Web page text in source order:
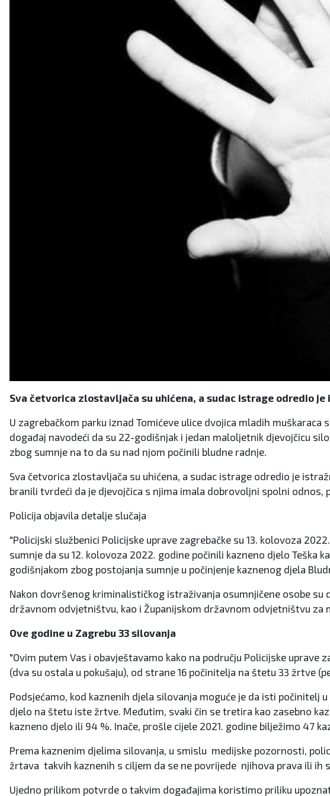
Sva četvorica zlostavljača su uhićena, a sudac istrage odredio
U zagrebačkom parku iznad Tomićeve ulice dvojica mladih
događaj navodeći da su 22-godišnjak i jedan maloljetnik djevojčicu
zbog sumnje na to da su nad njom počinili bludne radnje.
Sva četvorica zlostavljača su uhićena, a sudac istrage odredio je
branili tvrdeći da je djevojčica s njima imala dobrovoljni spolni odnos,
Policija objavila detalje slučaja
"Policijski službenici Policijske uprave zagrebačke su 13. kolovoza
sumnje da su 12. kolovoza 2022. godine počinili kazneno djelo Teška
godišnjakom zbog postojanja sumnje u počinjenje kaznenog djela
Nakon dovršenog kriminalističkog istraživanja osumnjičene osobe
državnom odvjetništvu, kao i Županijskom državnom odvjetništvu za
Ove godine u Zagrebu 33 silovanja
"Ovim putem Vas i obavještavamo kako na području Policijske uprave
(dva su ostala u pokušaju), od strane 16 počinitelja na štetu 33 žrtve
Podsjećamo, kod kaznenih djela silovanja moguće je da isti
djelo na štetu iste žrtve. Međutim, svaki čin se tretira kao zasebno
kazneno djelo ili 94 %. Inače, prošle cijele 2021. godine bilježimo 47
Prema kaznenim djelima silovanja, u smislu medijske pozornosti,
žrtava takvih kaznenih s ciljem da se ne povrijede njihova prava ili ih
Ujedno prilikom potvrde o takvim događajima koristimo priliku